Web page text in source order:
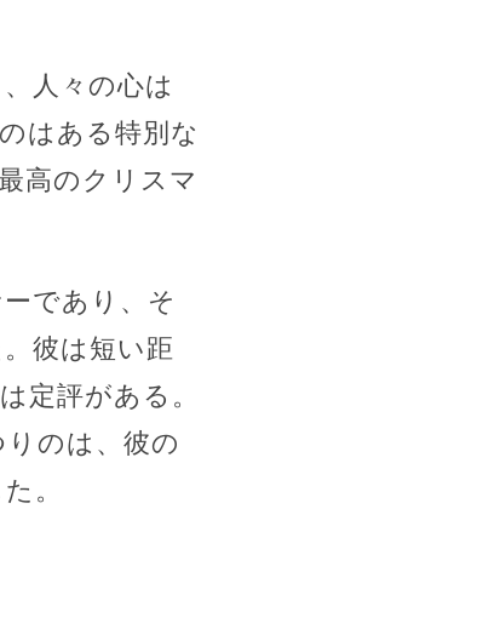
人々の心は
はある特別な
高のクリスマ
であり、そ
彼は短い距
定評がある。
のは、彼の
。